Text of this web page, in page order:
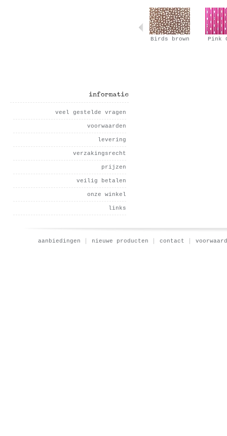
veel gestelde vragen
voorwaarden
levering
verzakingsrecht
prijzen
veilig betalen
onze winkel
links
Birds brown Pink
aanbiedingen nieuwe producten contact